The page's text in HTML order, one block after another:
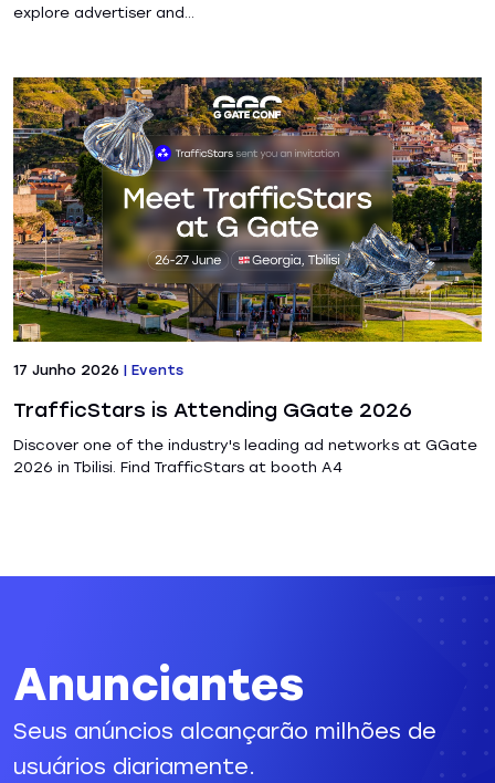
explore advertiser and...
17 Junho 2026 | Events
TrafficStars is Attending GGate 2026
Discover one of the industry's leading ad networks at GGate
2026 in Tbilisi. Find TrafficStars at booth A4
Anunciantes
Seus anúncios alcançarão milhões de
usuários diariamente.